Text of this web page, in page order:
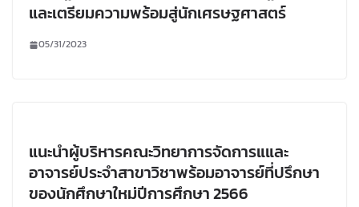
และเตรียมความพร้อมสู่นักเศรษฐศาสตร์
05/31/2023
แนะนำผู้บริหารคณะวิทยาการจัดการแและ
อาจารย์ประจำสาขาวิชาพร้อมอาจารย์ที่ปรึกษา
ของนักศึกษาใหม่ปีการศึกษา 2566